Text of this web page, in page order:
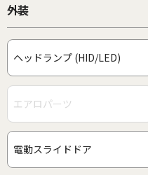
外装
ヘッドランプ (HID/LED)
エアロパーツ
電動スライドドア